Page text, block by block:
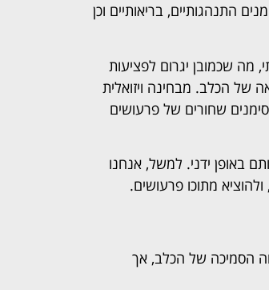
התנהגותיים, בריאותיים וכן
מה שכמובן יגרום לפציעות
של הכלב. מבחינה ויזואלית
שחורים של פרעושים
באופן ידני. למשל, אנחנו
מתוכו פרעושים.
הסמיכה של הכלב, אך